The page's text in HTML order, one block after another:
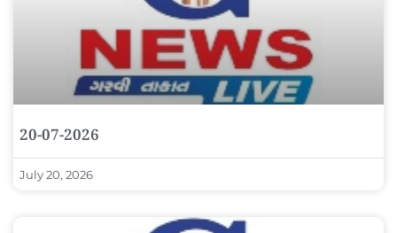
20-07-2026
July 20, 2026